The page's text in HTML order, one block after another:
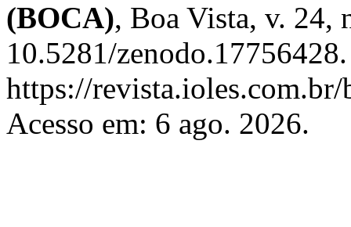
(BOCA), Boa Vista, v. 24,
10.5281/
https://
Acesso em: 6 ago. 2026.